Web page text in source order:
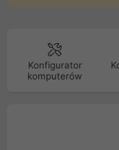
Konfigurator
komputerów